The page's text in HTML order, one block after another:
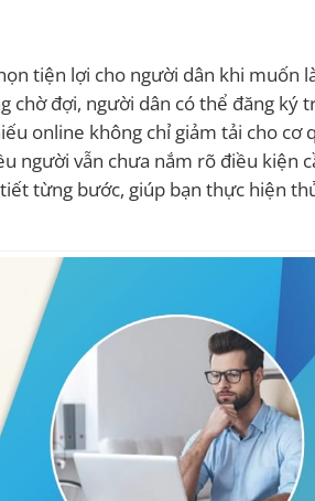
tiện lợi cho người dân khi muốn
chờ đợi, người dân có thể đăng ký
online không chỉ giảm tải cho cơ
người vẫn chưa nắm rõ điều kiện
từng bước, giúp bạn thực hiện